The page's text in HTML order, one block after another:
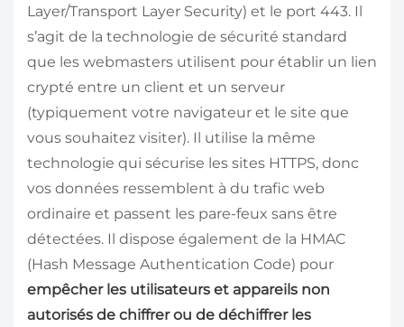
Layer/Transport Layer Security) et le port 443. Il
s’agit de la technologie de sécurité standard
que les webmasters utilisent pour établir un lien
crypté entre un client et un serveur
(typiquement votre navigateur et le site que
vous souhaitez visiter). Il utilise la même
technologie qui sécurise les sites HTTPS, donc
vos données ressemblent à du trafic web
ordinaire et passent les pare-feux sans être
détectées. Il dispose également de la HMAC
(Hash Message Authentication Code) pour
empêcher les utilisateurs et appareils non
autorisés de chiffrer ou de déchiffrer les